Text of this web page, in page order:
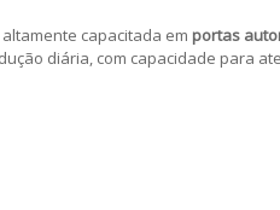
capacitada em portas
diária, com capacidade para